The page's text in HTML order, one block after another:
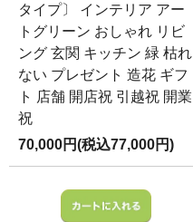
タイプ〕 インテリア アー
トグリーン おしゃれ リビ
ング 玄関 キッチン 緑 枯れ
ない プレゼント 造花 ギフ
ト 店舗 開店祝 引越祝 開業
祝
70,000円(税込77,000円)